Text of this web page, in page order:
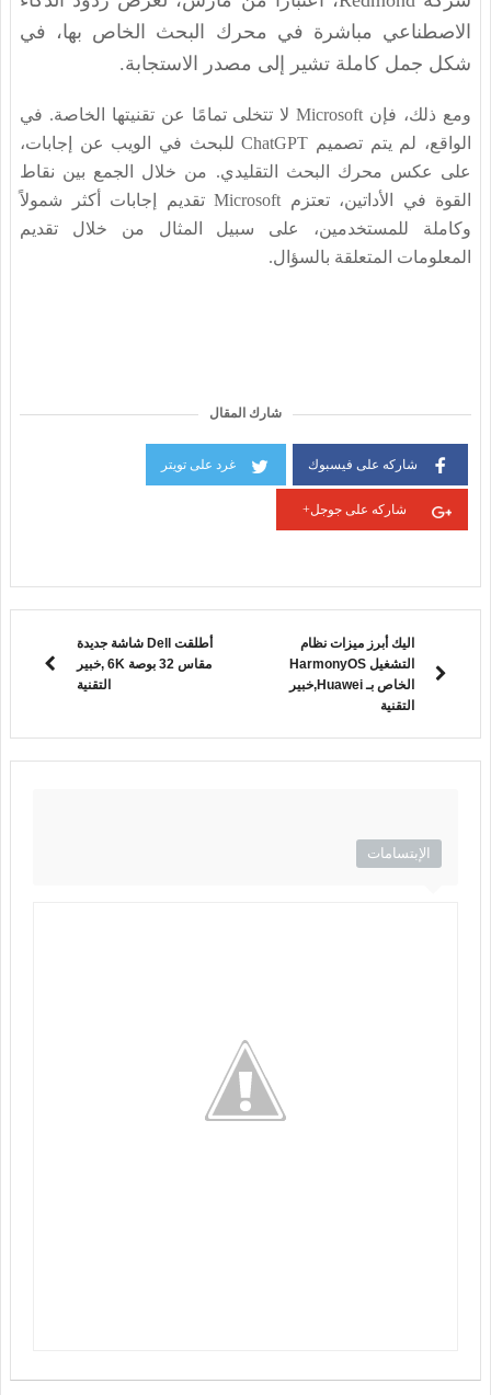
الاصطناعي مباشرة في محرك البحث الخاص بها، في
شكل جمل كاملة تشير إلى مصدر الاستجابة.
ومع ذلك، فإن Microsoft لا تتخلى تمامًا عن تقنيتها الخاصة. في
الواقع، لم يتم تصميم ChatGPT للبحث في الويب عن إجابات،
على عكس محرك البحث التقليدي. من خلال الجمع بين نقاط
القوة في الأداتين، تعتزم Microsoft تقديم إجابات أكثر شمولاً
وكاملة للمستخدمين، على سبيل المثال من خلال تقديم
المعلومات المتعلقة بالسؤال.
شارك المقال
شاركه على فيسبوك غرد على تويتر
شاركه على جوجل+
اليك أبرز ميزات نظام
التشغيل HarmonyOS
الخاص بـ Huawei,خبير
التقنية
أطلقت Dell شاشة جديدة
مقاس 32 بوصة 6K ,خبير
التقنية
الإبتسامات